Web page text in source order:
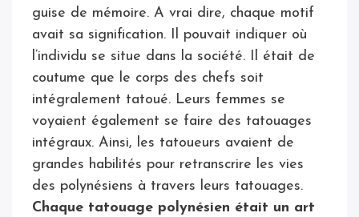
guise de mémoire. A vrai dire, chaque motif
avait sa signification. Il pouvait indiquer où
l’individu se situe dans la société. Il était de
coutume que le corps des chefs soit
intégralement tatoué. Leurs femmes se
voyaient également se faire des tatouages
intégraux. Ainsi, les tatoueurs avaient de
grandes habilités pour retranscrire les vies
des polynésiens à travers leurs tatouages.
Chaque tatouage polynésien était un art